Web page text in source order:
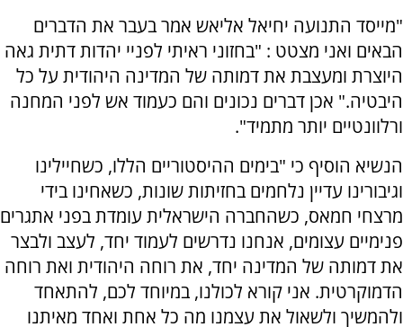
"מייסד התנועה יחיאל אליאש אמר בעבר את הדברים
הבאים ואני מצטט : "בחזוני ראיתי לפניי יהדות דתית גאה
היוצרת ומעצבת את דמותה של המדינה היהודית על כל
היבטיה." אכן דברים נכונים והם כעמוד אש לפני המחנה
ורלוונטיים יותר מתמיד".
הנשיא הוסיף כי "בימים ההיסטוריים הללו, כשחיילינו
וגיבורינו עדיין נלחמים בחזיתות שונות, כשאחינו בידי
מרצחי חמאס, כשהחברה הישראלית עומדת בפני אתגרים
פנימיים עצומים, אנחנו נדרשים לעמוד יחד, לעצב ולבצר
את דמותה של המדינה יחד, את רוחה היהודית ואת רוחה
הדמוקרטית. אני קורא לכולנו, במיוחד לכם, להתאחד
ולהמשיך ולשאול את עצמנו מה כל אחת ואחד מאיתנו